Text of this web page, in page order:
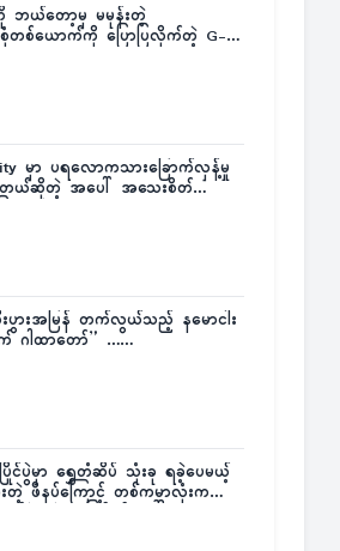
ဘယ်တော့မှ မမုန်းတဲ့
တစ်ယောက်ကို ပြောပြလိုက်တဲ့ G-
မှာ ပရလောကသားခြောက်လှန့်မှု
တယ်ဆိုတဲ့ အပေါ် အသေးစိတ်
းပွားအမြန် တက်လွယ်သည့် နမောငါး
က် ဂါထာတော်” ……
ပြိုင်ပွဲမှာ ရွှေတံဆိပ် သုံးခု ရခဲ့ပေမယ့်
တဲ့ ဖိနပ်ကြောင့် တစ်ကမ္ဘာလုံးက